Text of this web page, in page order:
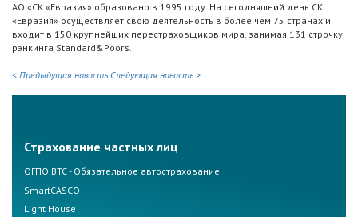
АО «СК «Евразия» образовано в 1995 году. На сегодняшний день СК
«Евразия» осуществляет свою деятельность в более чем 75 странах и
входит в 150 крупнейших перестраховщиков мира, занимая 131 строчку
рэнкинга Standard&Poor’s.
< Предыдущая новость Следующая новость >
Страхование частных лиц
ОГПО ВТС - Обязательное автострахование
SmartCASCO
Light House